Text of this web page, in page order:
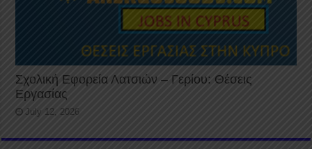
Σχολική Εφορεία Λατσιών – Γερίου: Θέσεις
Εργασίας
July 12, 2026